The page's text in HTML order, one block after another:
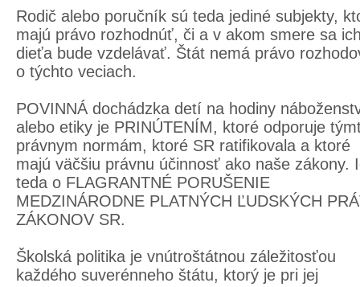
Rodič alebo poručník sú teda jediné subjekty,
majú právo rozhodnúť, či a v akom smere sa
dieťa bude vzdelávať. Štát nemá právo
o týchto veciach.
POVINNÁ dochádzka detí na hodiny
alebo etiky je PRINÚTENÍM, ktoré odporuje
právnym normám, ktoré SR ratifikovala a ktoré
majú väčšiu právnu účinnosť ako naše zákony.
teda o FLAGRANTNÉ PORUŠENIE
MEDZINÁRODNE PLATNÝCH ĽUDSKÝCH
ZÁKONOV SR.
Školská politika je vnútroštátnou záležitosťou
každého suverénneho štátu, ktorý je pri jej